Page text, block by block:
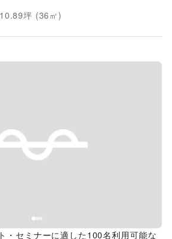
10.89坪 (36 ㎡)
・セミナーに適した100名利用可能な